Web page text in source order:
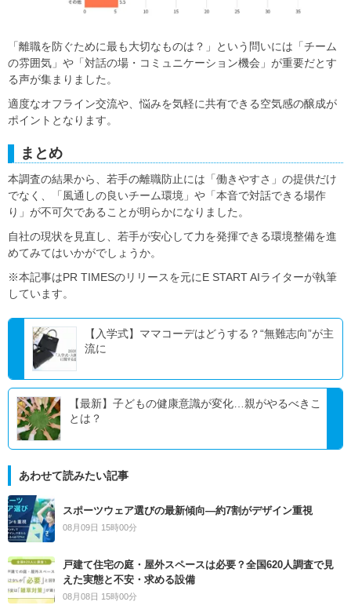
「離職を防ぐために最も大切なものは？」という問いには「チーム
の雰囲気」や「対話の場・コミュニケーション機会」が重要だとす
る声が集まりました。
適度なオフライン交流や、悩みを気軽に共有できる空気感の醸成が
ポイントとなります。
まとめ
本調査の結果から、若手の離職防止には「働きやすさ」の提供だけ
でなく、「風通しの良いチーム環境」や「本音で対話できる場作
り」が不可欠であることが明らかになりました。
自社の現状を見直し、若手が安心して力を発揮できる環境整備を進
めてみてはいかがでしょうか。
※本記事はPR TIMESのリリースを元にE START AIライターが執筆
しています。
【入学式】ママコーデはどうする？“無難志向”が主
流に
【最新】子どもの健康意識が変化…親がやるべきこ
とは？
あわせて読みたい記事
スポーツウェア選びの最新傾向―約7割がデザイン重視
08月09日 15時00分
戸建て住宅の庭・屋外スペースは必要？全国620人調査で見
えた実態と不安・求める設備
08月08日 15時00分